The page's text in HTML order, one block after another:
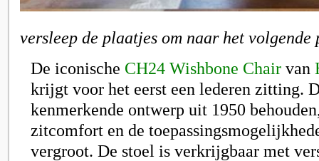
versleep de plaatjes om naar het
De iconische CH24 Wishbone Chair van
krijgt voor het eerst een lederen zitting.
kenmerkende ontwerp uit 1950
zitcomfort en de
vergroot. De stoel is verkrijgbaar met